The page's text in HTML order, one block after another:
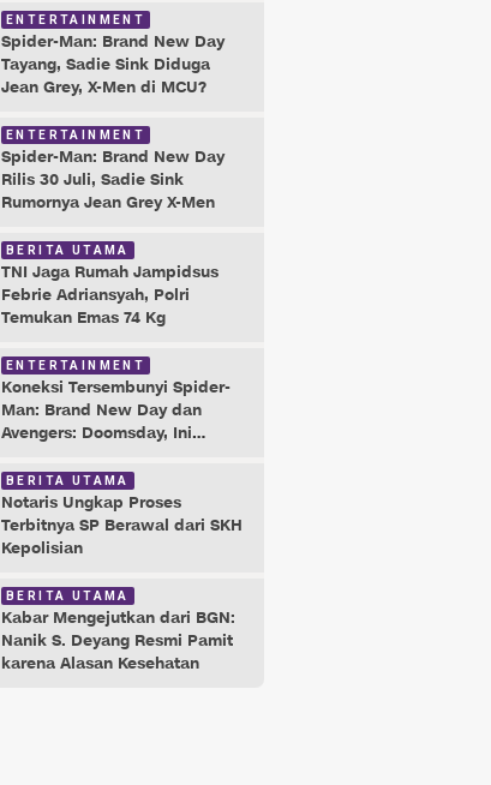
ENTERTAINMENT
Spider-Man: Brand New Day
Tayang, Sadie Sink Diduga
Jean Grey, X-Men di MCU?
ENTERTAINMENT
Spider-Man: Brand New Day
Rilis 30 Juli, Sadie Sink
Rumornya Jean Grey X-Men
BERITA UTAMA
TNI Jaga Rumah Jampidsus
Febrie Adriansyah, Polri
Temukan Emas 74 Kg
ENTERTAINMENT
Koneksi Tersembunyi Spider-
Man: Brand New Day dan
Avengers: Doomsday, Ini
BERITA UTAMA
Notaris Ungkap Proses
Terbitnya SP Berawal dari SKH
Kepolisian
BERITA UTAMA
Kabar Mengejutkan dari BGN:
Nanik S. Deyang Resmi Pamit
karena Alasan Kesehatan